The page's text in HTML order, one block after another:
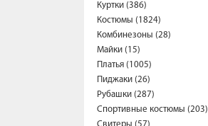
Куртки (386)
Костюмы (1824)
Комбинезоны (28)
Майки (15)
Платья (1005)
Пиджаки (26)
Рубашки (287)
Спортивные костюмы (203)